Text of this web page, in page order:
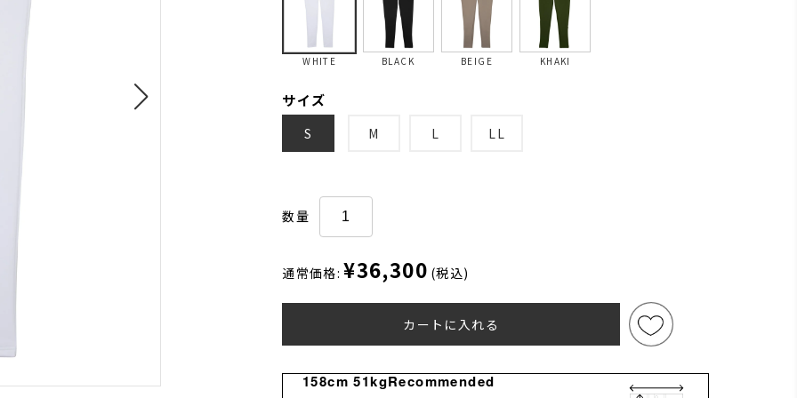
WHITE BLACK BEIGE KHAKI
サイズ
S M L LL
数量
通常価格: ¥36,300 (税込)
カートに入れる
158cm 51kgRecommended